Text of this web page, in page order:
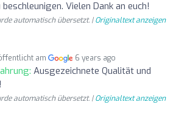
Vielen Dank an euch!
automatisch übersetzt. |Originaltext anzeigen
am 6 years ago
Ausgezeichnete Qualität und
automatisch übersetzt. |Originaltext anzeigen